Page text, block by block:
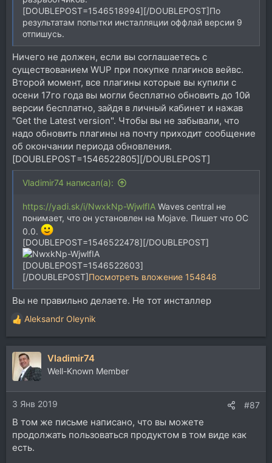
[DOUBLEPOST=1546518994][/DOUBLEPOST]По
результатам попытки инсталляции оффлай версии 9
отпишусь.
Ничего не должен, если вы соглашаетесь с
существованием WUP при покупке плагинов вейвс.
Второй момент, все плагины которые вы купили с
осени 17го года вы могли бесплатно обновить до 10й
версии бесплатно, зайдя в личный кабинет и нажав
"Get the Latest version". Чтобы вы не забывали, что
надо обновить плагины на почту приходит сообщение
об окончании периода обновления.
[DOUBLEPOST=1546522805][/DOUBLEPOST]
Vladimir74 написал(а):
https://yadi.sk/i/NwxkNp-WjwlfIA Waves central не
понимает, что он установлен на Mojave. Пишет что ОС
0.0.
[DOUBLEPOST=1546522478][/DOUBLEPOST]
[DOUBLEPOST=1546522603]
[/DOUBLEPOST]Посмотреть вложение 154848
Вы не правильно делаете. Не тот инсталлер
Р
е
а
к
ц
и
и
:
Aleksandr Oleynik
Vladimir74
Well-Known Member
3 Янв 2019 #87
В том же письме написано, что вы можете
продолжать пользоваться продуктом в том виде как
есть.